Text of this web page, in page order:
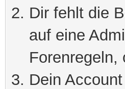
Dir fehlt die
auf eine
Forenregeln,
Dein